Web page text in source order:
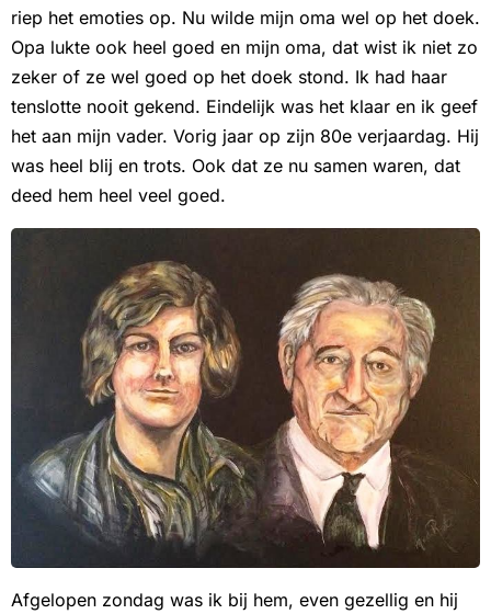
riep het emoties op. Nu wilde mijn oma wel op het doek.
Opa lukte ook heel goed en mijn oma, dat wist ik niet zo
zeker of ze wel goed op het doek stond. Ik had haar
tenslotte nooit gekend. Eindelijk was het klaar en ik geef
het aan mijn vader. Vorig jaar op zijn 80e verjaardag. Hij
was heel blij en trots. Ook dat ze nu samen waren, dat
deed hem heel veel goed.
Afgelopen zondag was ik bij hem, even gezellig en hij